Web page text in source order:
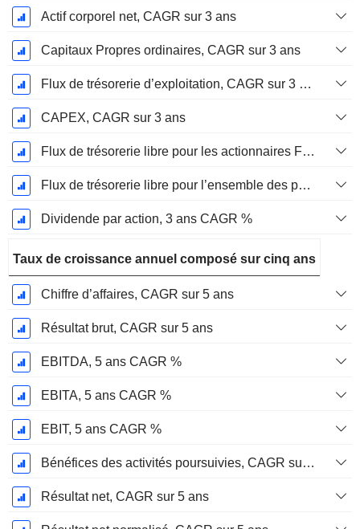
Actif corporel net, CAGR sur 3 ans
Capitaux Propres ordinaires, CAGR sur 3 ans
Flux de trésorerie d’exploitation, CAGR sur 3 ans
CAPEX, CAGR sur 3 ans
Flux de trésorerie libre pour les actionnaires FCFE, CAGR sur 3 ans
Flux de trésorerie libre pour l’ensemble des pourvoyeurs de fonds (créanciers et actionnaires) FCFF, CAGR sur 3 ans
Dividende par action, 3 ans CAGR %
Taux de croissance annuel composé sur cinq ans
Chiffre d’affaires, CAGR sur 5 ans
Résultat brut, CAGR sur 5 ans
EBITDA, 5 ans CAGR %
EBITA, 5 ans CAGR %
EBIT, 5 ans CAGR %
Bénéfices des activités poursuivies, CAGR sur 5 ans
Résultat net, CAGR sur 5 ans